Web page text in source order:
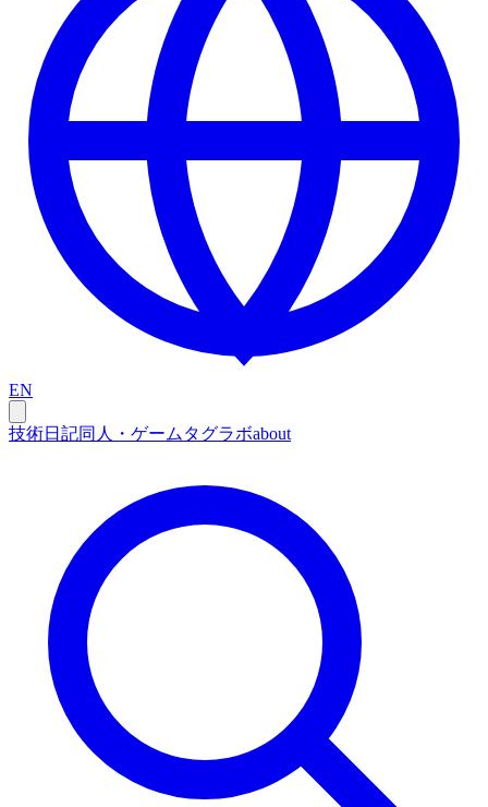
EN
技術日記同人・ゲーム タグラボabout